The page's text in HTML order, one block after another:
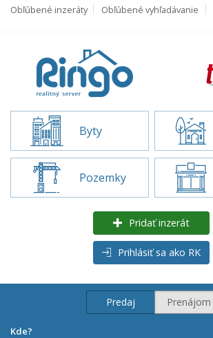
Obľúbené inzeráty Obľúbené vyhľadávanie
Byty
Pozemky
Pridať inzerát
Prihlásiť sa ako RK
Predaj Prenájom
Kde?